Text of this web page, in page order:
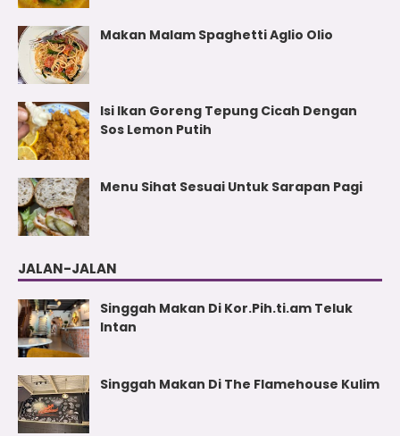
Makan Malam Spaghetti Aglio Olio
Isi Ikan Goreng Tepung Cicah Dengan
Sos Lemon Putih
Menu Sihat Sesuai Untuk Sarapan Pagi
JALAN-JALAN
Singgah Makan Di Kor.Pih.ti.am Teluk
Intan
Singgah Makan Di The Flamehouse Kulim